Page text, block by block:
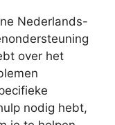
Nederlands-
over het
nodig hebt,